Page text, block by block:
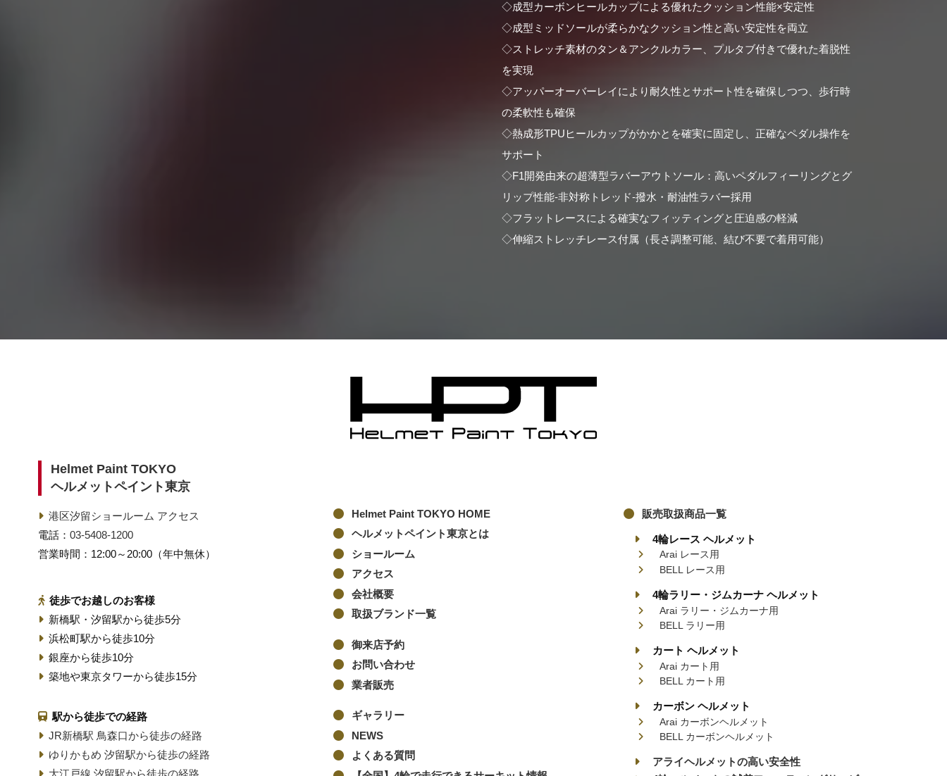
◇成型カーボンヒールカップによる優れたクッション性能×安定性
◇成型ミッドソールが柔らかなクッション性と高い安定性を両立
◇ストレッチ素材のタン＆アンクルカラー、プルタブ付きで優れた着脱性
を実現
◇アッパーオーバーレイにより耐久性とサポート性を確保しつつ、歩行時
の柔軟性も確保
◇熱成形TPUヒールカップがかかとを確実に固定し、正確なペダル操作を
サポート
◇F1開発由来の超薄型ラバーアウトソール：高いペダルフィーリングとグ
リップ性能-非対称トレッド-撥水・耐油性ラバー採用
◇フラットレースによる確実なフィッティングと圧迫感の軽減
◇伸縮ストレッチレース付属（長さ調整可能、結び不要で着用可能）
Helmet Paint TOKYO
ヘルメットペイント東京
港区汐留ショールーム アクセス
電話： 03-5408-1200
営業時間：12:00～20:00（年中無休）
徒歩でお越しのお客様
新橋駅・汐留駅から徒歩5分
浜松町駅から徒歩10分
銀座から徒歩10分
築地や東京タワーから徒歩15分
駅から徒歩での経路
JR新橋駅 鳥森口から徒歩の経路
ゆりかもめ 汐留駅から徒歩の経路
大江戸線 汐留駅から徒歩の経路
Helmet Paint TOKYO HOME
ヘルメットペイント東京とは
ショールーム
アクセス
会社概要
取扱ブランド一覧
御来店予約
お問い合わせ
業者販売
ギャラリー
NEWS
よくある質問
販売取扱商品一覧
4輪レース ヘルメット
Arai レース用
BELL レース用
4輪ラリー・ジムカーナ ヘルメット
Arai ラリー・ジムカーナ用
BELL ラリー用
カート ヘルメット
Arai カート用
BELL カート用
カーボン ヘルメット
Arai カーボンヘルメット
BELL カーボンヘルメット
アライヘルメットの高い安全性